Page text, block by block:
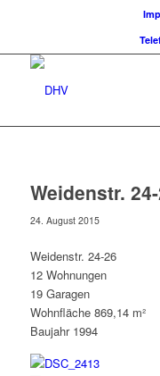
Weidenstr.
24. August 2015
Weidenstr. 24-26
12 Wohnungen
19 Garagen
Wohnfläche 869,14 m²
Baujahr 1994